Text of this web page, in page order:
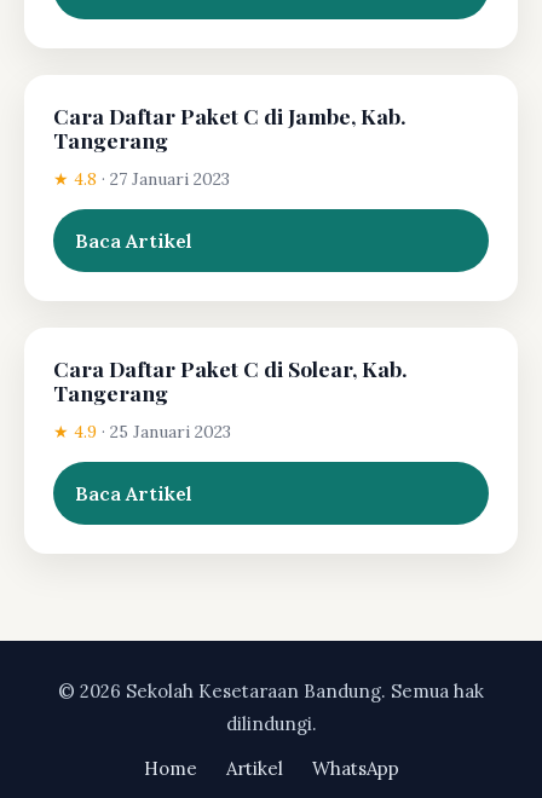
Cara Daftar Paket C di Jambe, Kab.
Tangerang
★ 4.8 · 27 Januari 2023
Baca Artikel
Cara Daftar Paket C di Solear, Kab.
Tangerang
★ 4.9 · 25 Januari 2023
Baca Artikel
© 2026 Sekolah Kesetaraan Bandung. Semua hak
dilindungi.
Home
Artikel WhatsApp